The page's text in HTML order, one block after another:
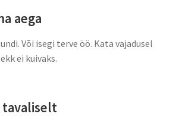
aega
Või isegi terve öö. Kata vajadusel
ei kuivaks.
tavaliselt